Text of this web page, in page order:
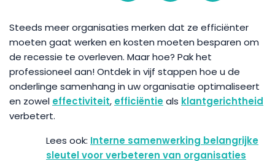
Steeds meer organisaties merken dat ze efficiënter
moeten gaat werken en kosten moeten besparen om
de recessie te overleven. Maar hoe? Pak het
professioneel aan! Ontdek in vijf stappen hoe u de
onderlinge samenhang in uw organisatie optimaliseert
en zowel effectiviteit, efficiëntieals klantgerichtheid
verbetert.
Interne samenwerking belangrijke
sleutel voor verbeteren van organisaties